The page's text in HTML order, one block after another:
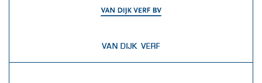
VAN DIJK VERF